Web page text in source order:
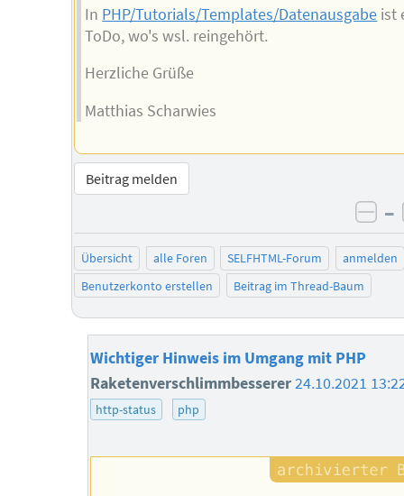
In PHP/Tutorials/Templates/Datenausgabe ist
ToDo, wo's wsl. reingehört.
Herzliche Grüße
Matthias Scharwies
Beitrag melden
–
Übersicht alle Foren SELFHTML-Forum
anmelden
Benutzerkonto erstellen
Beitrag im Thread-Baum
Wichtiger Hinweis im Umgang mit PHP
Raketenverschlimmbesserer24.10.2021
http-status php